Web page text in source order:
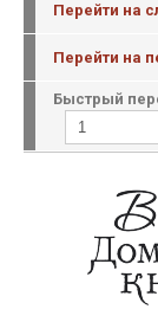
Перейти на
Перейти на
Быстрый